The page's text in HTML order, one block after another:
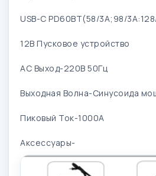
USB-C PD60BT(58/3A;98/
12В Пусковое устройство
АС Выход-220В 50Гц
Выходная Волна-Синусоида
Пиковый Ток-1000A
Аксессуары-